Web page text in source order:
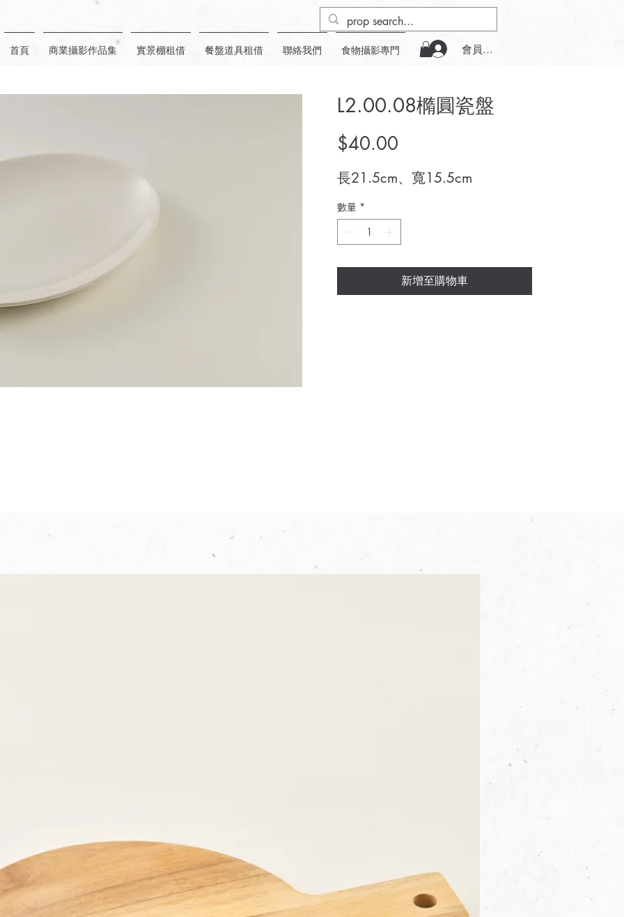
首頁 商業攝影作品集 實景棚租借 餐盤道具租借 聯絡我們 食物攝影專門 會員登入
L2.00.08橢圓瓷盤
$40.00
格
長21.5cm、寬15.5cm
數量 *
新增至購物車